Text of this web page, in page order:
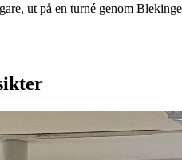
ut på en turné genom